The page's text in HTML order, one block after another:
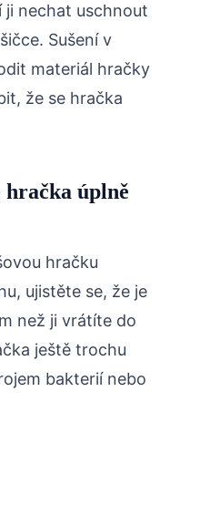
ji nechat uschnout
Sušení v
materiál hračky
že se hračka
hračka úplně
hračku
ujistěte se, že je
než ji vrátíte do
ještě trochu
bakterií nebo